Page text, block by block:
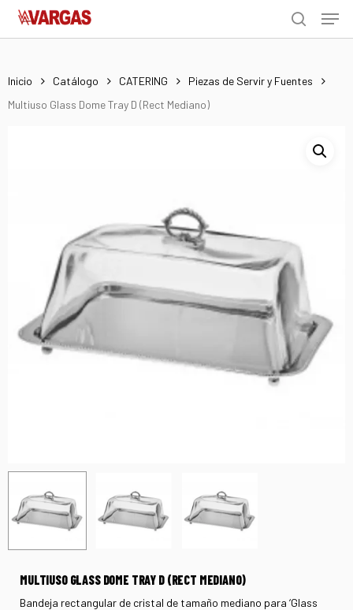
Skip
search
Menu
Inicio Catálogo CATERING
Piezas de Servir y Fuentes
Multiuso Glass Dome Tray D (Rect Mediano)
MULTIUSO GLASS DOME TRAY D (RECT MEDIANO)
Bandeja rectangular de cristal de tamaño mediano para ‘Glass